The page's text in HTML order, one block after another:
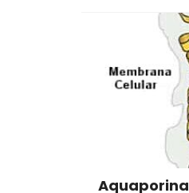
Aquaporina